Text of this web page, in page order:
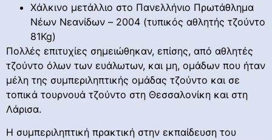
Χάλκινο μετάλλιο στο Πανελλήνιο Πρωτάθλημα
Νέων Νεανίδων – 2004 (τυπικός αθλητής τζούντο
81Kg)
Πολλές επιτυχίες σημειώθηκαν, επίσης, από αθλητές
τζούντο όλων των ευάλωτων, και μη, ομάδων που ήταν
μέλη της συμπεριληπτικής ομάδας τζούντο και σε
τοπικά τουρνουά τζούντο στη Θεσσαλονίκη και στη
Λάρισα.
Η συμπεριληπτική πρακτική στην εκπαίδευση του